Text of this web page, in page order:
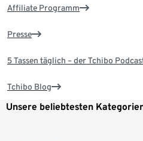
Affiliate Programm
Presse
5 Tassen täglich – der Tchibo
Tchibo Blog
Unsere beliebtesten